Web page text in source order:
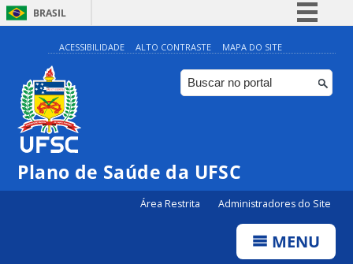
BRASIL
Simplifique!
Comunica BR
Participe
Canais
ACESSIBILIDADE ALTO CONTRASTE MAPA DO SITE
Plano de Saúde da UFSC
Área Restrita Administradores do Site
MENU